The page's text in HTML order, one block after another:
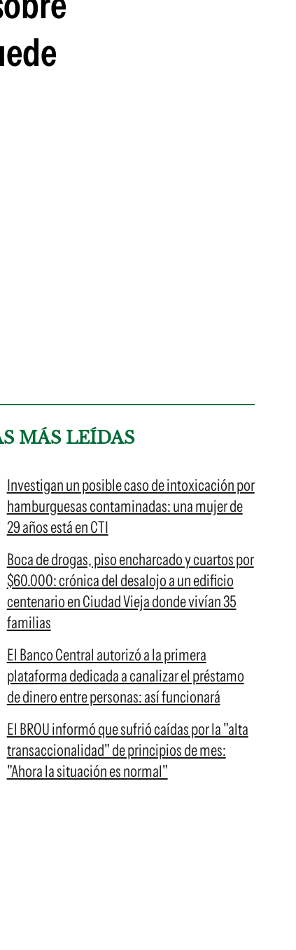
MÁS LEÍDAS
Investigan un posible caso de intoxicación por
hamburguesas contaminadas: una mujer de
29 años está en CTI
Boca de drogas, piso encharcado y cuartos por
$60.000: crónica del desalojo a un edificio
centenario en Ciudad Vieja donde vivían 35
familias
El Banco Central autorizó a la primera
plataforma dedicada a canalizar el préstamo
de dinero entre personas: así funcionará
El BROU informó que sufrió caídas por la "alta
transaccionalidad" de principios de mes:
"Ahora la situación es normal"